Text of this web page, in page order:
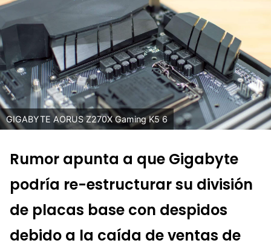
GIGABYTE AORUS Z270X Gaming K5 6
Rumor apunta a que Gigabyte
podría re-estructurar su división
de placas base con despidos
debido a la caída de ventas de